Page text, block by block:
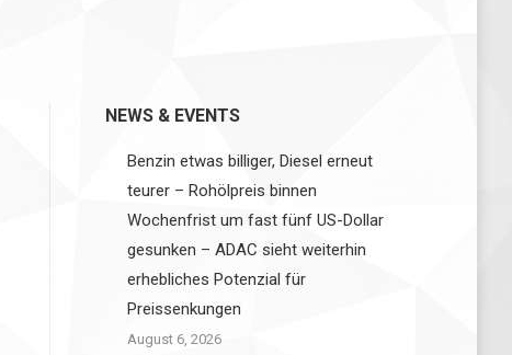
NEWS & EVENTS
Benzin etwas billiger, Diesel erneut
teurer – Rohölpreis binnen
Wochenfrist um fast fünf US-Dollar
gesunken – ADAC sieht weiterhin
erhebliches Potenzial für
Preissenkungen
August 6, 2026